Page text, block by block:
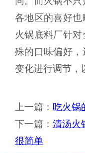
各地区的喜好
火锅底料厂针
殊的口味偏好
变化进行调节，
上一篇： 吃火锅
下一篇： 清汤火
很简单